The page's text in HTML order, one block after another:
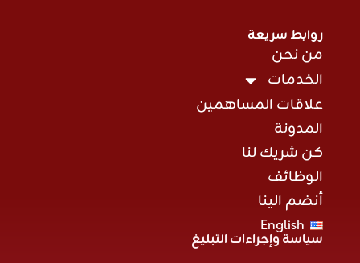
روابط سريعة
من نحن
الخدمات
علاقات المساهمين
المدونة
كن شريك لنا
الوظائف
أنضم الينا
English
سياسة وإجراءات التبليغ